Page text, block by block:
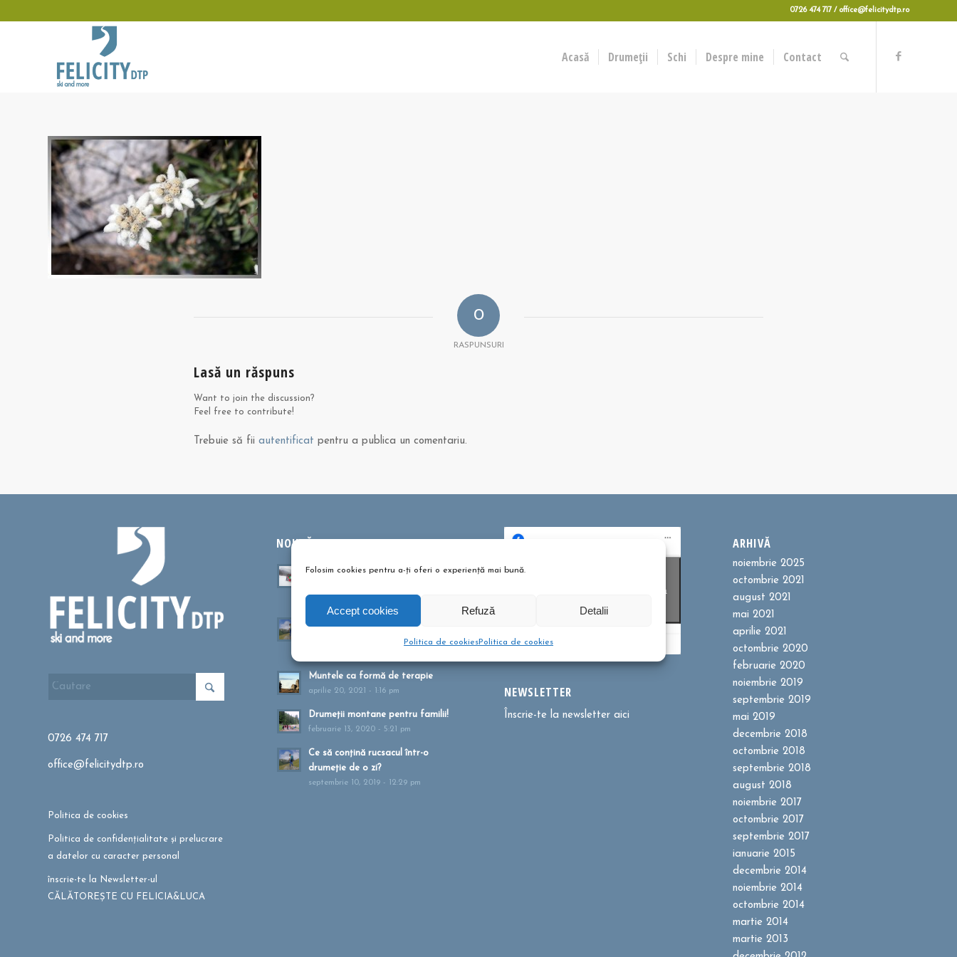
Folosim cookies pentru a-ți oferi o experiență mai bună.
Accept cookies Refuză Detalii
Politica de cookiesPolitica de cookies
0726 474 717 / office@felicitydtp.ro
Acasă Drumeții Schi Despre mine Contact
0
RASPUNSURI
Lasă un răspuns
Want to join the discussion?
Feel free to contribute!
Trebuie să fii autentificat pentru a publica un comentariu.
0726 474 717
office@felicitydtp.ro
Politica de cookies
Politica de confidențialitate și prelucrare
a datelor cu caracter personal
înscrie-te la Newsletter-ul
CĂLĂTOREȘTE CU FELICIA&LUCA
NOUTĂȚI ȘI ARTICOLE
Tabere pentru copii? Sunt bune
Muntele ca formă de terapie
aprilie 20, 2021 - 1:16 pm
Drumeții montane pentru familii!
februarie 13, 2020 - 5:21 pm
Ce să conțină rucsacul într-o
drumeție de o zi?
septembrie 10, 2019 - 12:29 pm
Dă clic pentru a accepta cookie-
urile pentru marketing și pentru a
activa acest conținut
NEWSLETTER
Înscrie-te la newsletter aici
ARHIVĂ
noiembrie 2025
octombrie 2021
august 2021
mai 2021
aprilie 2021
octombrie 2020
februarie 2020
noiembrie 2019
septembrie 2019
mai 2019
decembrie 2018
octombrie 2018
septembrie 2018
august 2018
noiembrie 2017
octombrie 2017
septembrie 2017
ianuarie 2015
decembrie 2014
noiembrie 2014
octombrie 2014
martie 2014
martie 2013